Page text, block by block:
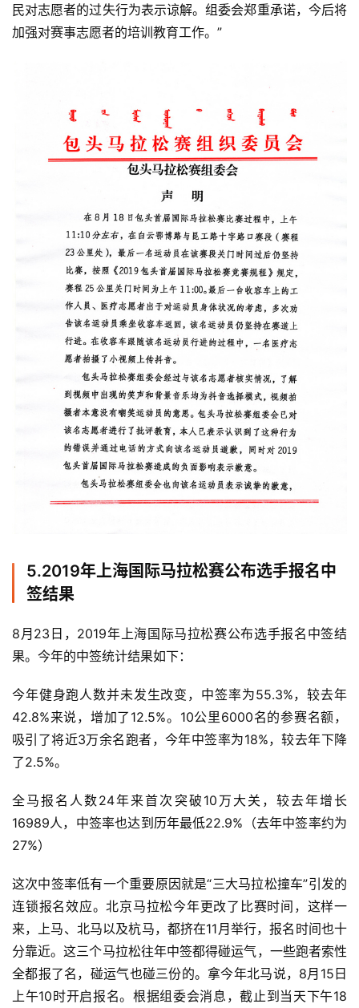
民对志愿者的过失行为表示谅解。组委会郑重承诺，今后将
加强对赛事志愿者的培训教育工作。”
5.2019年上海国际马拉松赛公布选手报名中
签结果
8月23日，2019年上海国际马拉松赛公布选手报名中签结
果。今年的中签统计结果如下：
今年健身跑人数并未发生改变，中签率为55.3%，较去年
42.8%来说，增加了12.5%。10公里6000名的参赛名额，
吸引了将近3万余名跑者，今年中签率为18%，较去年下降
了2.5%。
全马报名人数24年来首次突破10万大关，较去年增长
16989人，中签率也达到历年最低22.9%（去年中签率约为
27%）
这次中签率低有一个重要原因就是“三大马拉松撞车”引发的
连锁报名效应。北京马拉松今年更改了比赛时间，这样一
来，上马、北马以及杭马，都挤在11月举行，报名时间也十
分靠近。这三个马拉松往年中签都得碰运气，一些跑者索性
全都报了名，碰运气也碰三份的。拿今年北马说，8月15日
上午10时开启报名。根据组委会消息，截止到当天下午18